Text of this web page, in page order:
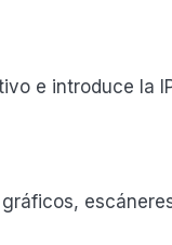
e introduce la